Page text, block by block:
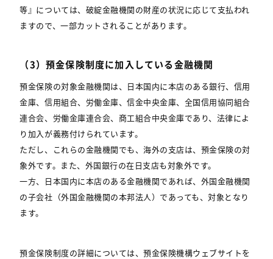
等』については、破綻金融機関の財産の状況に応じて支払われ
ますので、一部カットされることがあります。
（3）預金保険制度に加入している金融機関
預金保険の対象金融機関は、日本国内に本店のある銀行、信用
金庫、信用組合、労働金庫、信金中央金庫、全国信用協同組合
連合会、労働金庫連合会、商工組合中央金庫であり、法律によ
り加入が義務付けられています。
ただし、これらの金融機関でも、海外の支店は、預金保険の対
象外です。また、外国銀行の在日支店も対象外です。
一方、日本国内に本店のある金融機関であれば、外国金融機関
の子会社（外国金融機関の本邦法人）であっても、対象となり
ます。
預金保険制度の詳細については、預金保険機構ウェブサイトを